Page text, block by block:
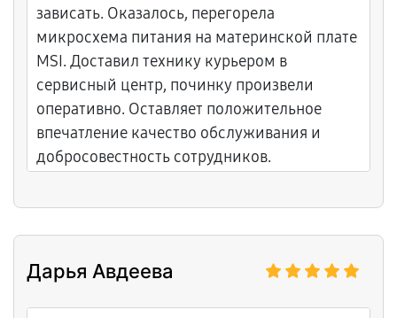
зависать. Оказалось, перегорела
микросхема питания на материнской плате
MSI. Доставил технику курьером в
сервисный центр, починку произвели
оперативно. Оставляет положительное
впечатление качество обслуживания и
добросовестность сотрудников.
Дарья Авдеева